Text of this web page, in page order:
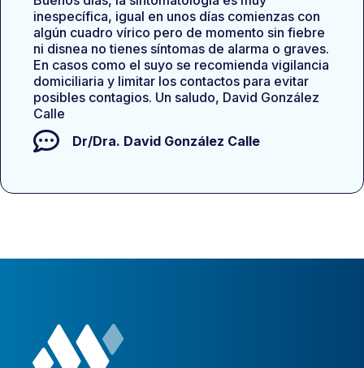
inespecífica, igual en unos días comienzas con
algún cuadro vírico pero de momento sin fiebre
ni disnea no tienes síntomas de alarma o graves.
En casos como el suyo se recomienda vigilancia
domiciliaria y limitar los contactos para evitar
posibles contagios. Un saludo, David González
Calle
Dr/Dra. David González Calle